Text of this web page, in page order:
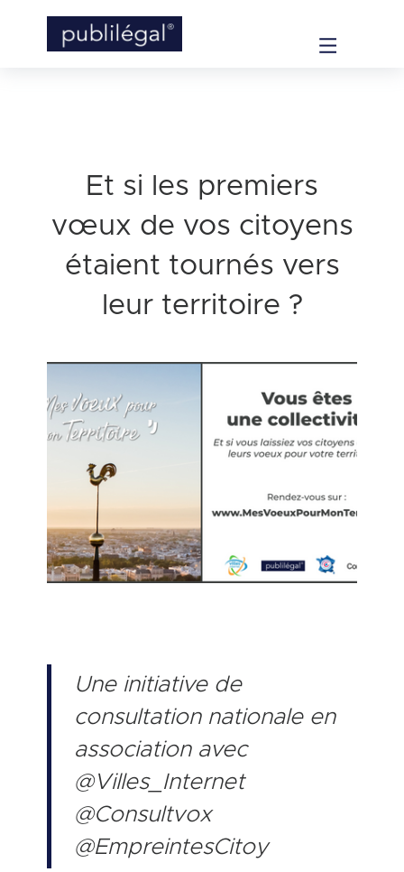
Et si les premiers
vœux de vos citoyens
étaient tournés vers
leur territoire ?
Une initiative de
consultation nationale en
association avec
@Villes_Internet
@Consultvox
@EmpreintesCitoy